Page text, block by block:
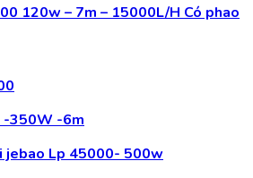
120w – 7m – 15000L/H Có phao
-350W -6m